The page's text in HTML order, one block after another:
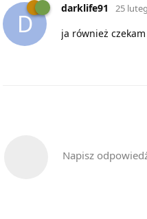
D
darklife91 25
ja również
Napisz